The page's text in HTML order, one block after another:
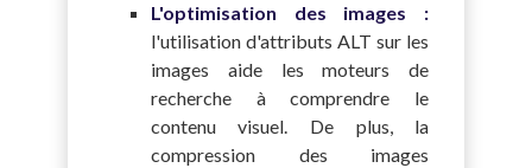
L'optimisation des images :
l'utilisation d'attributs ALT sur les
images aide les moteurs de
recherche à comprendre le
contenu visuel. De plus, la
compression des images